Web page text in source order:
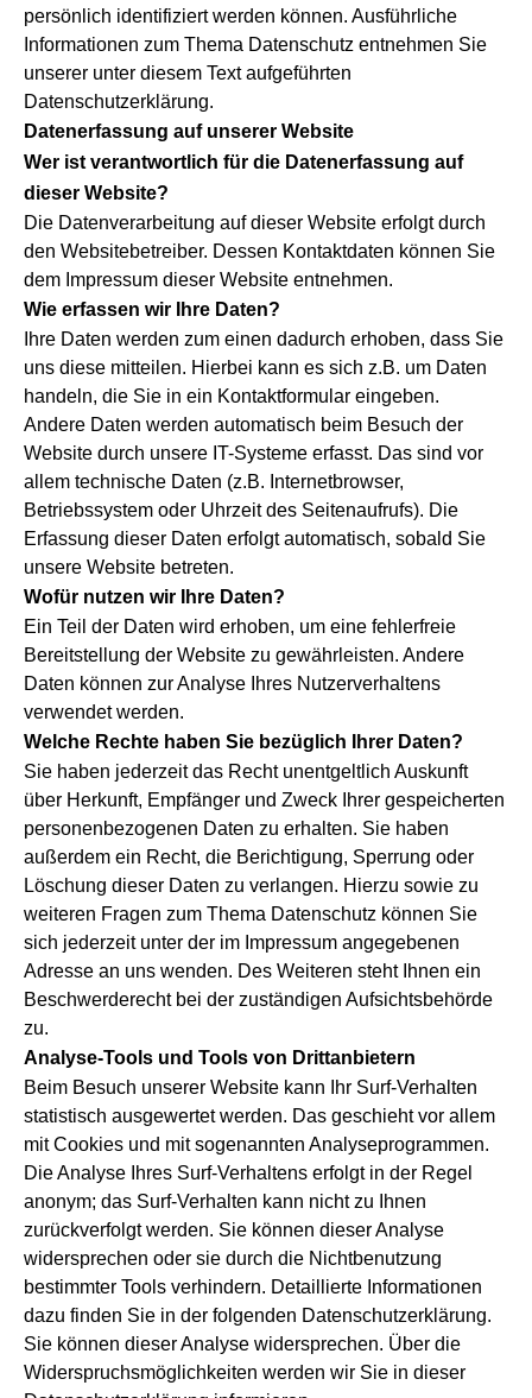
persönlich identifiziert werden können. Ausführliche
Informationen zum Thema Datenschutz entnehmen Sie
unserer unter diesem Text aufgeführten
Datenschutzerklärung.
Datenerfassung auf unserer Website
Wer ist verantwortlich für die Datenerfassung auf
dieser Website?
Die Datenverarbeitung auf dieser Website erfolgt durch
den Websitebetreiber. Dessen Kontaktdaten können Sie
dem Impressum dieser Website entnehmen.
Wie erfassen wir Ihre Daten?
Ihre Daten werden zum einen dadurch erhoben, dass Sie
uns diese mitteilen. Hierbei kann es sich z.B. um Daten
handeln, die Sie in ein Kontaktformular eingeben.
Andere Daten werden automatisch beim Besuch der
Website durch unsere IT-Systeme erfasst. Das sind vor
allem technische Daten (z.B. Internetbrowser,
Betriebssystem oder Uhrzeit des Seitenaufrufs). Die
Erfassung dieser Daten erfolgt automatisch, sobald Sie
unsere Website betreten.
Wofür nutzen wir Ihre Daten?
Ein Teil der Daten wird erhoben, um eine fehlerfreie
Bereitstellung der Website zu gewährleisten. Andere
Daten können zur Analyse Ihres Nutzerverhaltens
verwendet werden.
Welche Rechte haben Sie bezüglich Ihrer Daten?
Sie haben jederzeit das Recht unentgeltlich Auskunft
über Herkunft, Empfänger und Zweck Ihrer gespeicherten
personenbezogenen Daten zu erhalten. Sie haben
außerdem ein Recht, die Berichtigung, Sperrung oder
Löschung dieser Daten zu verlangen. Hierzu sowie zu
weiteren Fragen zum Thema Datenschutz können Sie
sich jederzeit unter der im Impressum angegebenen
Adresse an uns wenden. Des Weiteren steht Ihnen ein
Beschwerderecht bei der zuständigen Aufsichtsbehörde
zu.
Analyse-Tools und Tools von Drittanbietern
Beim Besuch unserer Website kann Ihr Surf-Verhalten
statistisch ausgewertet werden. Das geschieht vor allem
mit Cookies und mit sogenannten Analyseprogrammen.
Die Analyse Ihres Surf-Verhaltens erfolgt in der Regel
anonym; das Surf-Verhalten kann nicht zu Ihnen
zurückverfolgt werden. Sie können dieser Analyse
widersprechen oder sie durch die Nichtbenutzung
bestimmter Tools verhindern. Detaillierte Informationen
dazu finden Sie in der folgenden Datenschutzerklärung.
Sie können dieser Analyse widersprechen. Über die
Widerspruchsmöglichkeiten werden wir Sie in dieser